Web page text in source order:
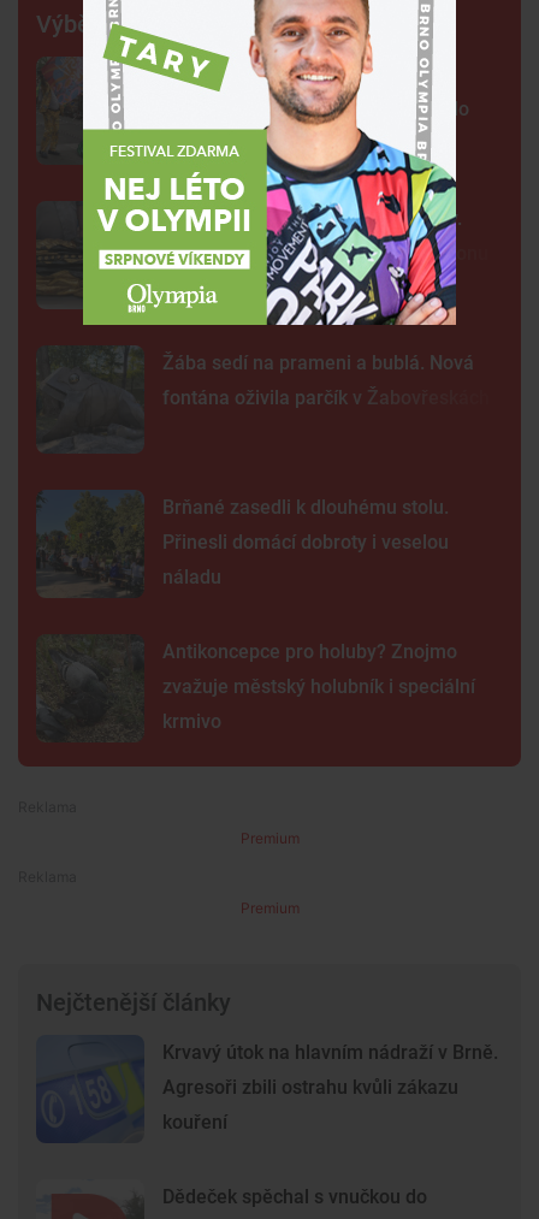
Výběr šéfredaktora
FOTO: Ulicemi Brna se prohnal
karnevalový průvod. Lidi přenesl do
exotické Brazílie
Neobvyklá pacientka u svaté Anny.
Lékaři vyšetřili 700 let starou madonu
Žába sedí na prameni a bublá. Nová
fontána oživila parčík v Žabovřeskách
Brňané zasedli k dlouhému stolu.
Přinesli domácí dobroty i veselou
náladu
Antikoncepce pro holuby? Znojmo
zvažuje městský holubník i speciální
krmivo
Premium
Premium
Nejčtenější články
Krvavý útok na hlavním nádraží v Brně.
Agresoři zbili ostrahu kvůli zákazu
kouření
Dědeček spěchal s vnučkou do